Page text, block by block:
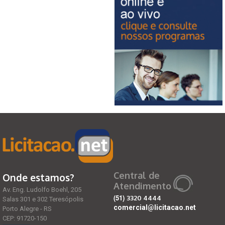
Onde estamos?
Av. Eng. Ludolfo Boehl, 205
Salas 301 e 302 Teresópolis
Porto Alegre - RS
CEP: 91720-150
Central de
Atendimento
(51) 3320 4444
comercial@licitacao.net